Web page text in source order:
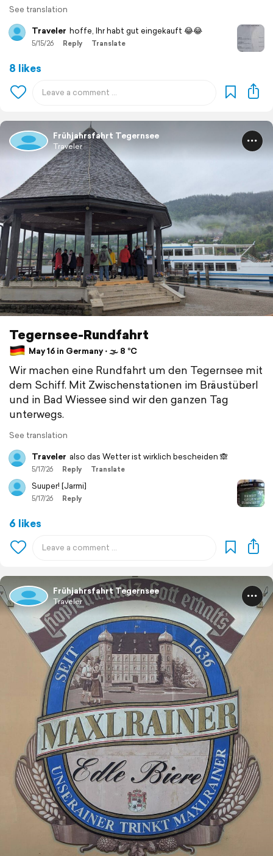
See translation
Traveler hoffe, Ihr habt gut eingekauft 😂😂
5/15/26 Reply Translate
8 likes
Frühjahrsfahrt Tegernsee
Traveler
Tegernsee-Rundfahrt
May 16 in Germany ⋅ 🌫 8 °C
Wir machen eine Rundfahrt um den Tegernsee mit
dem Schiff. Mit Zwischenstationen im Bräustüberl
und in Bad Wiessee sind wir den ganzen Tag
unterwegs.
See translation
Traveler also das Wetter ist wirklich bescheiden 🙈
5/17/26 Reply Translate
Suuper! [Jarmi]
5/17/26 Reply
6 likes
Frühjahrsfahrt Tegernsee
Traveler